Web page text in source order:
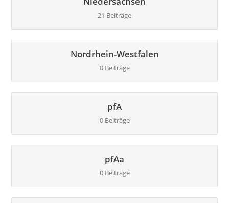
21 Beiträge
Nordrhein-Westfalen
0 Beiträge
pfA
0 Beiträge
pfAa
0 Beiträge